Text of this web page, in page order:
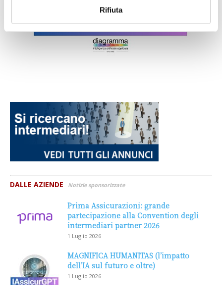
Rifiuta
DALLE AZIENDE Notizie sponsorizzate
Prima Assicurazioni: grande
partecipazione alla Convention degli
intermediari partner 2026
1 Luglio 2026
MAGNIFICA HUMANITAS (l’impatto
dell’IA sul futuro e oltre)
1 Luglio 2026